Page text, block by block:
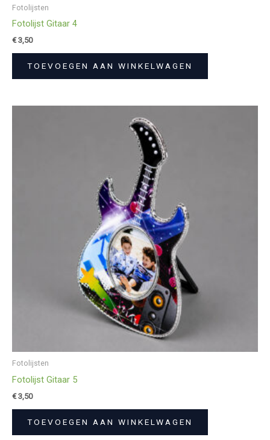
Fotolijsten
Fotolijst Gitaar 4
€3,50
TOEVOEGEN AAN WINKELWAGEN
Fotolijsten
Fotolijst Gitaar 5
€3,50
TOEVOEGEN AAN WINKELWAGEN